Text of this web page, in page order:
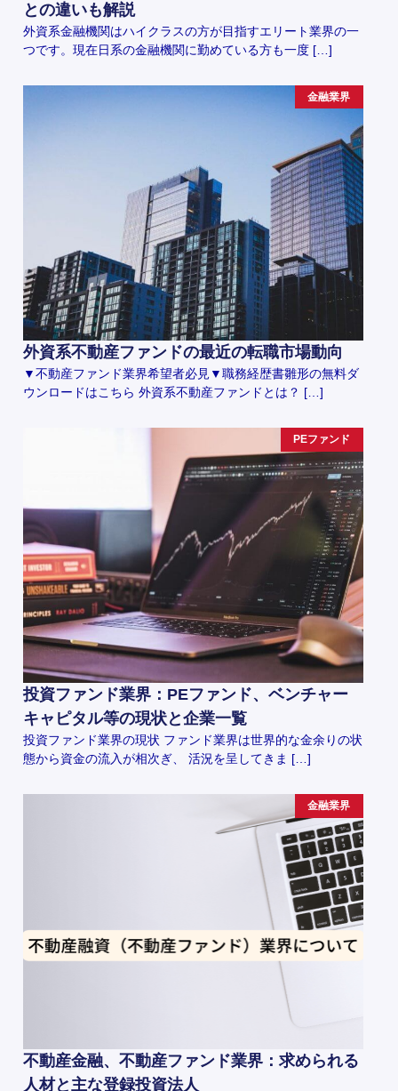
との違いも解説
外資系金融機関はハイクラスの方が目指すエリート業界の一
つです。現在日系の金融機関に勤めている方も一度 […]
金融業界
外資系不動産ファンドの最近の転職市場動向
▼不動産ファンド業界希望者必見▼職務経歴書雛形の無料ダ
ウンロードはこちら 外資系不動産ファンドとは？ […]
PEファンド
投資ファンド業界：PEファンド、ベンチャー
キャピタル等の現状と企業一覧
投資ファンド業界の現状 ファンド業界は世界的な金余りの状
態から資金の流入が相次ぎ、 活況を呈してきま […]
金融業界
不動産金融、不動産ファンド業界：求められる
人材と主な登録投資法人